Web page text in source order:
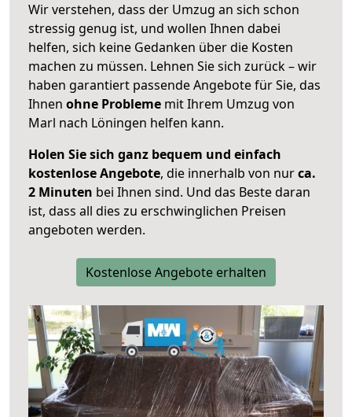
Wir verstehen, dass der Umzug an sich schon
stressig genug ist, und wollen Ihnen dabei
helfen, sich keine Gedanken über die Kosten
machen zu müssen. Lehnen Sie sich zurück – wir
haben garantiert passende Angebote für Sie, das
Ihnen ohne Probleme mit Ihrem Umzug von
Marl nach Löningen helfen kann.
Holen Sie sich ganz bequem und einfach
kostenlose Angebote, die innerhalb von nurca.
2 Minuten bei Ihnen sind. Und das Beste daran
ist, dass all dies zu erschwinglichen Preisen
angeboten werden.
Kostenlose Angebote erhalten